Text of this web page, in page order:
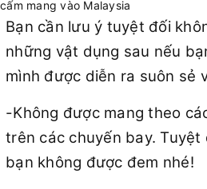
Bạn cần lưu ý tuyệt đối
những vật dụng sau nếu
mình được diễn ra suôn sẻ
-Không được mang theo
trên các chuyến bay. Tuyệt
bạn không được đem nhé!